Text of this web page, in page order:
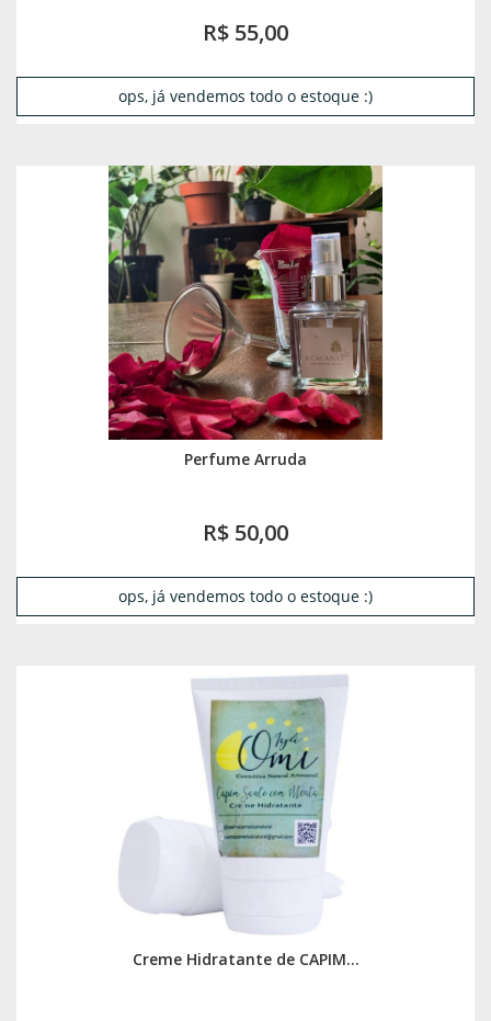
R$ 55,00
ops, já vendemos todo o estoque :)
Perfume Arruda
R$ 50,00
ops, já vendemos todo o estoque :)
Creme Hidratante de CAPIM...